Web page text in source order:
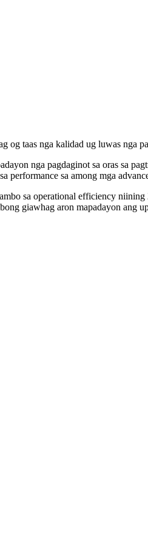
taas nga kalidad ug luwas nga
nga pagdaginot sa oras sa
performance sa among mga
sa operational efficiency
giawhag aron mapadayon ang